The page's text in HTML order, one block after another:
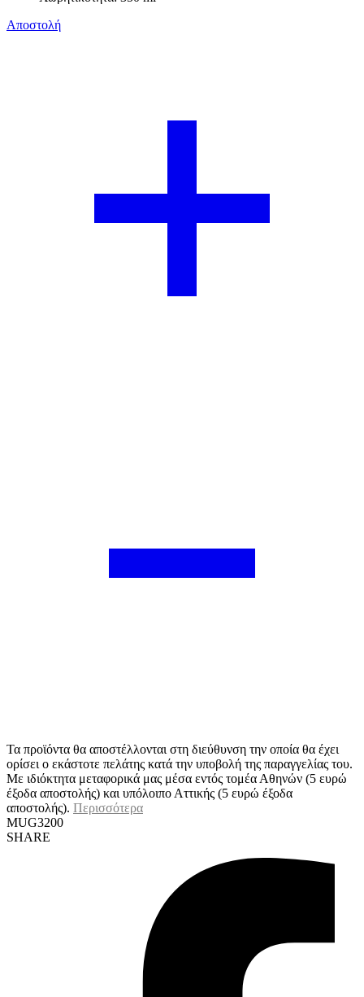
Αποστολή
Τα προϊόντα θα αποστέλλονται στη διεύθυνση την οποία θα έχει
ορίσει ο εκάστοτε πελάτης κατά την υποβολή της παραγγελίας του.
Με ιδιόκτητα μεταφορικά μας μέσα εντός τομέα Αθηνών (5 ευρώ
έξοδα αποστολής) και υπόλοιπο Αττικής (5 ευρώ έξοδα
αποστολής). Περισσότερα
MUG3200
SHARE